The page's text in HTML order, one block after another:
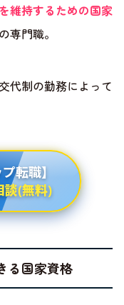
維持するための国家
専門職。
代制の勤務によって
転職】
談(無料)
る国家資格